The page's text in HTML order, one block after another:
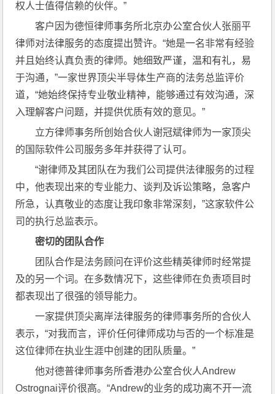
权人士值得信赖的伙伴。”
客户因为德恒律师事务所北京办公室合伙人张丽平
律师对法律服务的态度提出赞许。“她是一名非常有经验
并且始终认真负责的律师。她细致严谨，温和有礼，易
于沟通，”一家世界顶尖半导体生产商的法务总监评价
道，“她始终保持专业敬业精神，能够通过有效沟通，深
入理解客户问题，并提供优质有效的意见。”
立方律师事务所创始合伙人谢冠斌律师为一家顶尖
的国际软件公司服务多年并获得了认可。
“谢律师及其团队在为我们公司提供法律服务的过程
中，他表现出来的专业能力、谈判及诉讼策略，急客户
所急，认真敬业的态度让我印象非常深刻，”这家软件公
司的执行总监表示。
密切的团队合作
团队合作是法务顾问在评价这些精英律师时经常提
及的另一个词。在多数情况下，这些律师在负责项目时
都表现出了很强的领导能力。
一家提供顶尖离岸法律服务的律师事务所的合伙人
表示，“对我而言，评价任何律师成功与否的一个标准是
这位律师在执业生涯中创建的团队质量。”
他对德普律师事务所香港办公室合伙人Andrew
Ostrognai评价很高。“Andrew的业务的成功离不开一流